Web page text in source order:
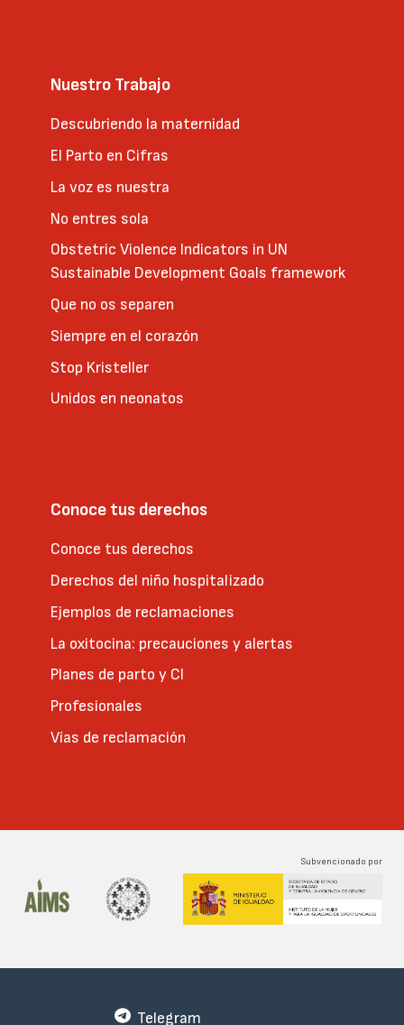
Nuestro Trabajo
Descubriendo la maternidad
El Parto en Cifras
La voz es nuestra
No entres sola
Obstetric Violence Indicators in UN
Sustainable Development Goals framework
Que no os separen
Siempre en el corazón
Stop Kristeller
Unidos en neonatos
Conoce tus derechos
Conoce tus derechos
Derechos del niño hospitalizado
Ejemplos de reclamaciones
La oxitocina: precauciones y alertas
Planes de parto y CI
Profesionales
Vías de reclamación
Subvencionado por
Telegram